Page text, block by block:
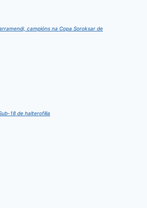
campións na Copa Soroksar de
18 de halterofilia